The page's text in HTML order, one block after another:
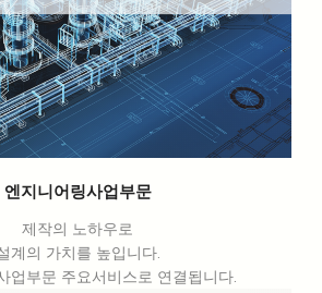
엔지니어링사업부문
제작의 노하우로
계의 가치를 높입니다.
업부문 주요서비스로 연결됩니다.